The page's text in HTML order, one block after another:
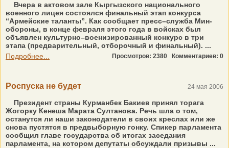
Вчера в актовом зале Кыргызского национального
военного лицея состоялся финальный этап конкурса
“Армейские таланты”. Как сообщает пресс–служба Мин-
обороны, в конце февраля этого года в войсках был
объявлен культурно–военизированный конкурс в три
этапа (предварительный, отборочный и финальный). ...
Подробнее...
Просмотров: 2380 Комментариев: 0
Роспуска не будет 24 мая 2006
Президент страны Курманбек Бакиев принял торага
Жогорку Кенеша Марата Султанова. Речь шла о том,
останутся ли наши законодатели в своих креслах или же
снова пустятся в предвыборную гонку. Спикер парламента
сообщил главе государства об итогах заседания
парламента, на котором депутаты обсуждали призывы ...